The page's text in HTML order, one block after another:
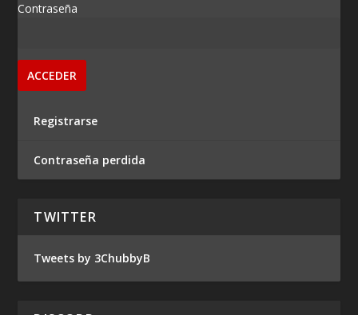
Contraseña
Registrarse
Contraseña perdida
TWITTER
Tweets by 3ChubbyB